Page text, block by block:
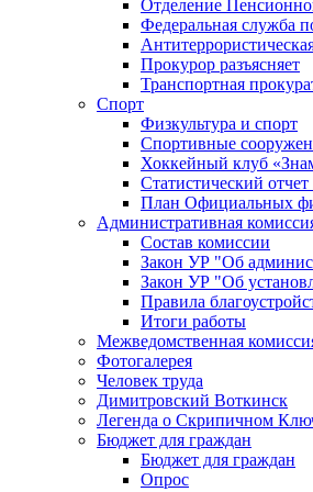
Отделение
Федеральная служба
Прокурор разъясняет
Транспортная
Спорт
Физкультура и спорт
Спортивные
Хоккейный клуб
Статистический
План Официальных
Административная
Состав комиссии
Закон УР "Об
Закон УР "Об
Правила
Итоги работы
Межведомственная
Фотогалерея
Человек труда
Димитровский Воткинск
Легенда о Скрипичном
Бюджет для граждан
Бюджет для граждан
Опрос